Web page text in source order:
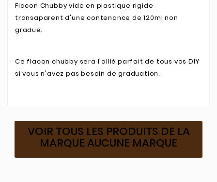
Flacon Chubby vide en plastique rigide
transaparent d'une contenance de 120ml non
gradué.
Ce flacon chubby sera l'allié parfait de tous vos DIY
si vous n'avez pas besoin de graduation.
VOIR TOUS LES PRODUITS DE LA
MARQUE AUCUNE MARQUE